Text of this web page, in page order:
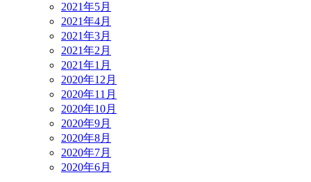
2021年5月
2021年4月
2021年3月
2021年2月
2021年1月
2020年12月
2020年11月
2020年10月
2020年9月
2020年8月
2020年7月
2020年6月